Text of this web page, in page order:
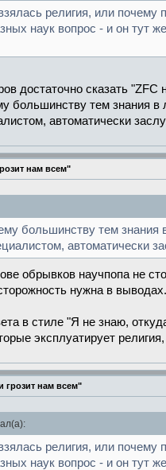
религия, или
наук вопрос - и он тут
достаточно сказать "ZFC
тем знания в
автоматически
нам всем"
большинству тем знания
автоматически
обрывков научпопа не
нужна в выводах.
в стиле "Я не знаю,
эксплуатирует
нам всем"
религия, или
наук вопрос - и он тут